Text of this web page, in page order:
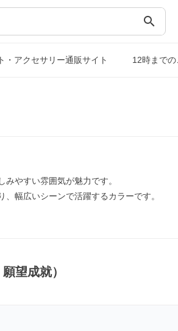
search
・アクセサリー通販サイト 12時まで
やすい雰囲気が魅力です。
幅広いシーンで活躍するカラーです。
望成就）